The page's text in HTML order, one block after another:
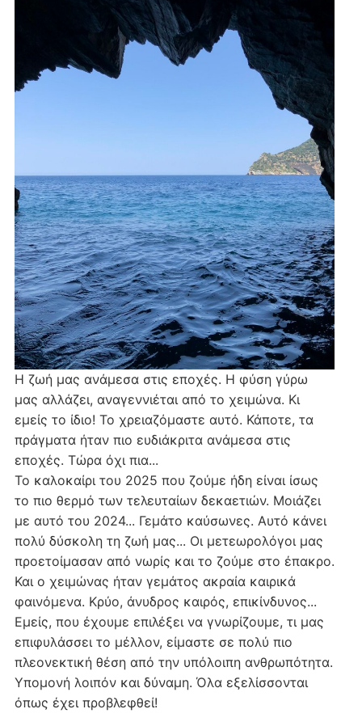
Η ζωή μας ανάμεσα στις εποχές. Η φύση γύρω
μας αλλάζει, αναγεννιέται από το χειμώνα. Κι
εμείς το ίδιο! Το χρειαζόμαστε αυτό. Κάποτε, τα
πράγματα ήταν πιο ευδιάκριτα ανάμεσα στις
εποχές. Τώρα όχι πια...
Το καλοκαίρι του 2025 που ζούμε ήδη είναι ίσως
το πιο θερμό των τελευταίων δεκαετιών. Μοιάζει
με αυτό του 2024... Γεμάτο καύσωνες. Αυτό κάνει
πολύ δύσκολη τη ζωή μας... Οι μετεωρολόγοι μας
προετοίμασαν από νωρίς και το ζούμε στο έπακρο.
Και ο χειμώνας ήταν γεμάτος ακραία καιρικά
φαινόμενα. Κρύο, άνυδρος καιρός, επικίνδυνος...
Εμείς, που έχουμε επιλέξει να γνωρίζουμε, τι μας
επιφυλάσσει το μέλλον, είμαστε σε πολύ πιο
πλεονεκτική θέση από την υπόλοιπη ανθρωπότητα.
Υπομονή λοιπόν και δύναμη. Όλα εξελίσσονται
όπως έχει προβλεφθεί!